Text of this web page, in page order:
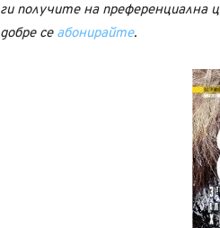
ги получите на преференциална
добре се абонирайте.